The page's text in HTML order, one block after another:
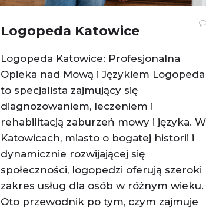
Logopeda Katowice
Logopeda Katowice: Profesjonalna
Opieka nad Mową i Językiem Logopeda
to specjalista zajmujący się
diagnozowaniem, leczeniem i
rehabilitacją zaburzeń mowy i języka. W
Katowicach, miasto o bogatej historii i
dynamicznie rozwijającej się
społeczności, logopedzi oferują szeroki
zakres usług dla osób w różnym wieku.
Oto przewodnik po tym, czym zajmuje